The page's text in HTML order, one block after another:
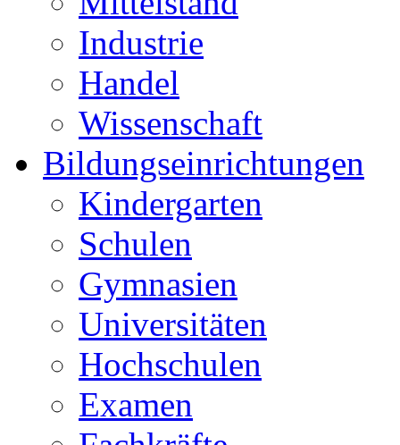
Industrie
Handel
Wissenschaft
Bildungseinrichtungen
Kindergarten
Schulen
Gymnasien
Universitäten
Hochschulen
Examen